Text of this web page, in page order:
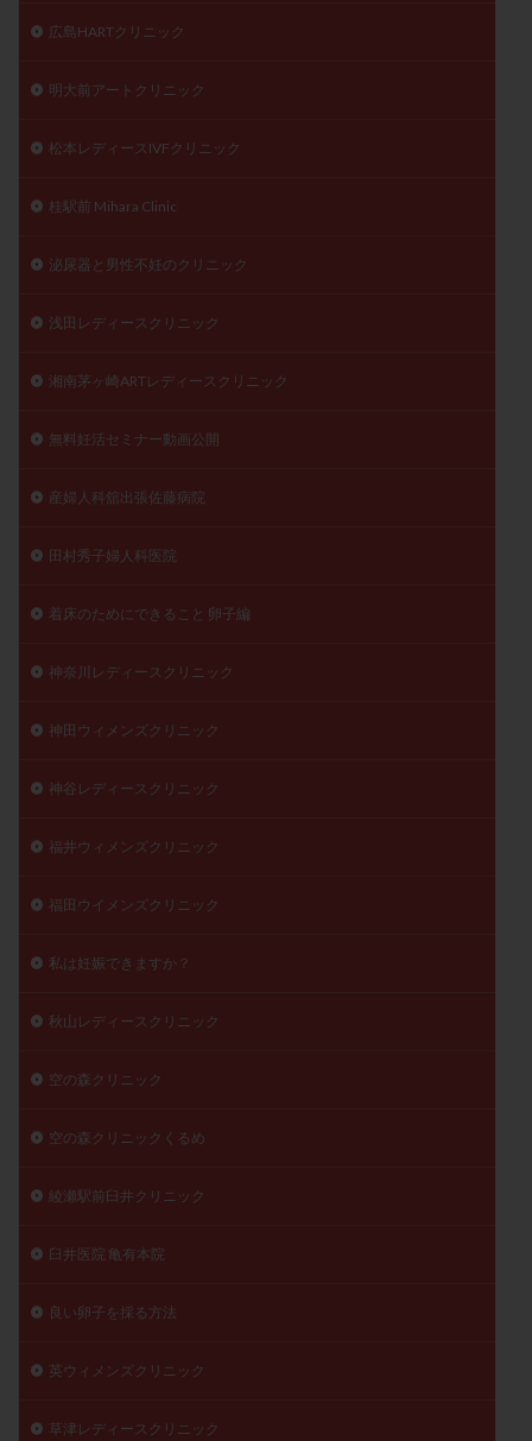
広島HARTクリニック
明大前アートクリニック
松本レディースIVFクリニック
桂駅前 Mihara Clinic
泌尿器と男性不妊のクリニック
浅田レディースクリニック
湘南茅ヶ崎ARTレディースクリニック
無料妊活セミナー動画公開
産婦人科舘出張佐藤病院
田村秀子婦人科医院
着床のためにできること 卵子編
神奈川レディースクリニック
神田ウィメンズクリニック
神谷レディースクリニック
福井ウィメンズクリニック
福田ウイメンズクリニック
私は妊娠できますか？
秋山レディースクリニック
空の森クリニック
空の森クリニックくるめ
綾瀬駅前臼井クリニック
臼井医院 亀有本院
良い卵子を採る方法
英ウィメンズクリニック
草津レディースクリニック